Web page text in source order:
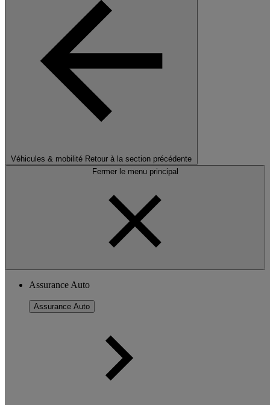
Véhicules & mobilité Retour à la section précédente
Fermer le menu principal
Assurance Auto
Assurance Auto